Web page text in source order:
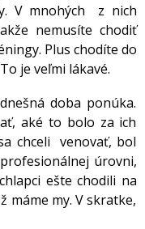
V mnohých z nich
nemusíte chodiť
Plus chodíte do
je veľmi lákavé.
doba ponúka.
aké to bolo za ich
chceli venovať, bol
úrovni,
ešte chodili na
máme my. V skratke,